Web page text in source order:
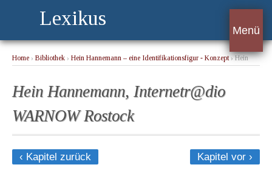
Lexikus
Menü
Home › Bibliothek › Hein Hannemann – eine Identifikationsfigur - Konzept› Hein
Hein Hannemann, Internetr@dio
WARNOW Rostock
‹ Kapitel zurück Kapitel vor ›